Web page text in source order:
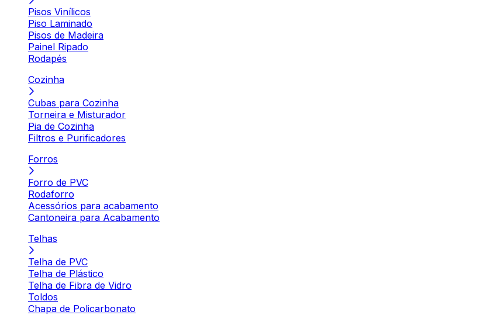
Pisos Vinílicos
Piso Laminado
Pisos de Madeira
Painel Ripado
Rodapés
Cozinha
Cubas para Cozinha
Torneira e Misturador
Pia de Cozinha
Filtros e Purificadores
Forros
Forro de PVC
Rodaforro
Acessórios para acabamento
Cantoneira para Acabamento
Telhas
Telha de PVC
Telha de Plástico
Telha de Fibra de Vidro
Toldos
Chapa de Policarbonato